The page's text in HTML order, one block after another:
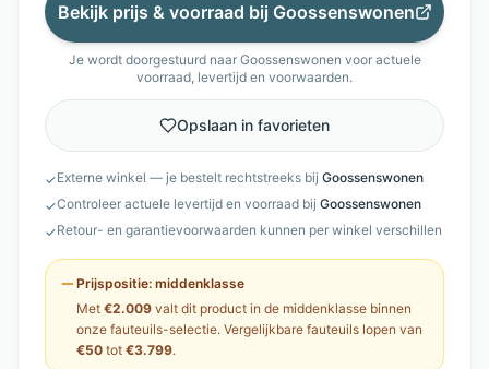
Bekijk prijs & voorraad bij Goossenswonen
Je wordt doorgestuurd naar Goossenswonen voor actuele
voorraad, levertijd en voorwaarden.
Opslaan in favorieten
✓Externe winkel — je bestelt rechtstreeks bij Goossenswonen
✓Controleer actuele levertijd en voorraad bij Goossenswonen
✓Retour- en garantievoorwaarden kunnen per winkel verschillen
Prijspositie: middenklasse
Met €2.009 valt dit product in de middenklasse binnen
onze fauteuils-selectie. Vergelijkbare fauteuils lopen van
€50 tot €3.799.